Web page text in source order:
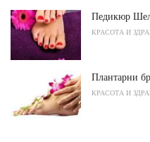
Педикюр
КРАСОТА И
Плантарни
КРАСОТА И